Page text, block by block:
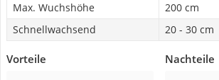
Max. Wuchshöhe
200 cm
Schnellwachsend
20 - 30 cm
Vorteile Nachteile